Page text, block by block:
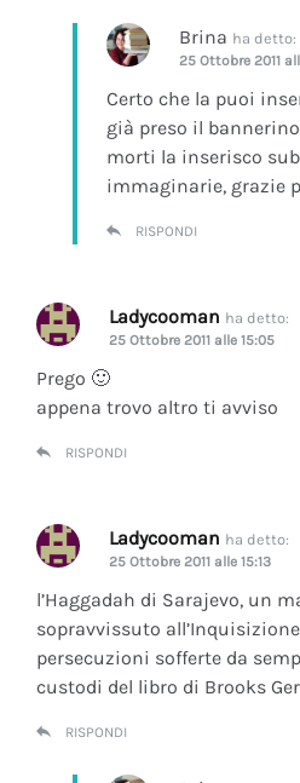
Brina ha detto:
25 Ottobre 2011
Certo che la puoi
già preso il
morti la inserisco
immaginarie, grazie
RISPONDI
Ladycooman ha detto:
25 Ottobre 2011 alle 15:05
Prego 🙂
appena trovo altro ti avviso
RISPONDI
Ladycooman ha detto:
25 Ottobre 2011 alle 15:13
l’Haggadah di Sarajevo, un
sopravvissuto
persecuzioni sofferte da
custodi del libro di Brooks
RISPONDI